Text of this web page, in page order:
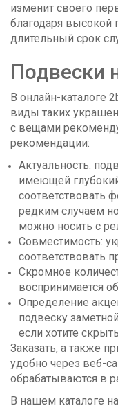
изменит своего
благодаря высокой
длительный срок
Подвески
В онлайн-каталоге
виды таких
с вещами
рекомендации:
Актуальность:
имеющей
соответствовать
редким случаем
можно носить с
Совместимость:
соответствовать
Скромное
воспринимается
Определение
подвеску
если хотите
Заказать, а также
удобно через веб-
обрабатываются в
В нашем каталоге